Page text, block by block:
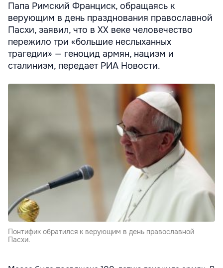
Папа Римский Франциск, обращаясь к
верующим в день празднования православной
Пасхи, заявил, что в XX веке человечество
пережило три «большие неслыханных
трагедии» — геноцид армян, нацизм и
сталинизм, передает РИА Новости.
Понтифик обратился к верующим в день православной
Пасхи.